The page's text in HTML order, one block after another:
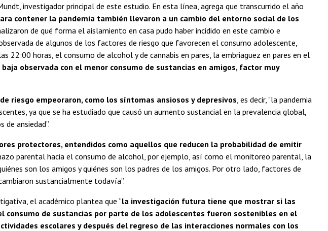
investigador principal de este estudio. En esta línea, agrega que transcurrido el año
contener la pandemia también llevaron a un cambio del entorno social de los
de qué forma el aislamiento en casa pudo haber incidido en este cambio e
de algunos de los factores de riesgo que favorecen el consumo adolescente,
22:00 horas, el consumo de alcohol y de cannabis en pares, la embriaguez en pares en el
observada con el menor consumo de sustancias en amigos, factor muy
riesgo empeoraron, como los síntomas ansiosos y depresivos , es decir, "la pandemia
ya que se ha estudiado que causó un aumento sustancial en la prevalencia global,
ansiedad”.
protectores, entendidos como aquellos que reducen la probabilidad de emitir
parental hacia el consumo de alcohol, por ejemplo, así como el monitoreo parental, la
son los amigos y quiénes son los padres de los amigos. Por otro lado, factores de
sustancialmente todavía”.
el académico plantea que “la investigación futura tiene que mostrar si las
consumo de sustancias por parte de los adolescentes fueron sostenibles en el
escolares y después del regreso de las interacciones normales con los